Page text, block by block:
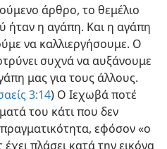
άρθρο, το θεμέλιο
ήταν η αγάπη. Και η αγάπη
να καλλιεργήσουμε. Ο
συχνά να αυξάνουμε
μας για τους άλλους.
3:14) Ο Ιεχωβά ποτέ
του κάτι που δεν
εφόσον «ο
πλάσει κατά την εικόνα